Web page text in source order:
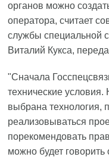
органов можно
оператора, считает
службы специальной
Виталий Кукса,
"Сначала
технические
выбрана технология,
реализовываться
порекомендовать
можно будет